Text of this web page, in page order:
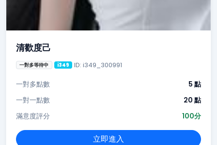
清歡度己
一對多等待中 i349 ID: i349_300991
一對多點數
5 點
一對一點數
20 點
滿意度評分
100分
立即進入